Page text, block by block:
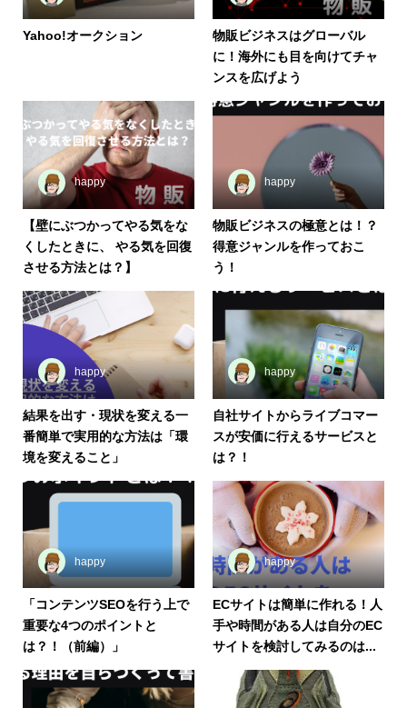
Yahoo!オークション
物販ビジネスはグローバル
に！海外にも目を向けてチャ
ンスを広げよう
happy
【壁にぶつかってやる気をな
くしたときに、 やる気を回復
させる方法とは？】
happy
物販ビジネスの極意とは！？
得意ジャンルを作っておこ
う！
happy
結果を出す・現状を変える一
番簡単で実用的な方法は「環
境を変えること」
happy
自社サイトからライブコマー
スが安価に行えるサービスと
は？！
happy
「コンテンツSEOを行う上で
重要な4つのポイントと
は？！（前編）」
happy
ECサイトは簡単に作れる！人
手や時間がある人は自分のEC
サイトを検討してみるのは...